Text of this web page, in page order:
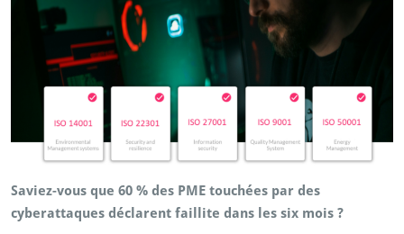
Saviez-vous que 60 % des PME touchées par des
cyberattaques déclarent faillite dans les six mois ?